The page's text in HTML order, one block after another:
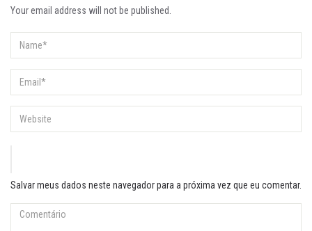
Your email address will not be published.
Salvar meus dados neste navegador para a próxima vez que eu comentar.